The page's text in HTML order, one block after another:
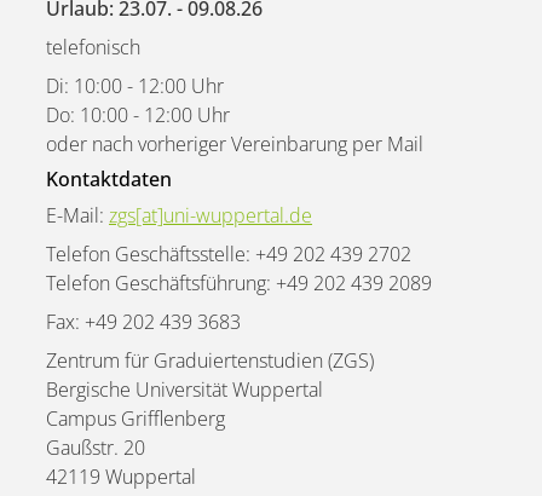
Urlaub: 23.07. - 09.08.26
telefonisch
Di: 10:00 - 12:00 Uhr
Do: 10:00 - 12:00 Uhr
oder nach vorheriger Vereinbarung per Mail
Kontaktdaten
E-Mail: zgs[at]uni-wuppertal.de
Telefon Geschäftsstelle: +49 202 439 2702
Telefon Geschäftsführung: +49 202 439 2089
Fax: +49 202 439 3683
Zentrum für Graduiertenstudien (ZGS)
Bergische Universität Wuppertal
Campus Grifflenberg
Gaußstr. 20
42119 Wuppertal